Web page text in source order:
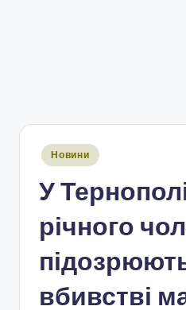
Опубліковано
Новини
У
річного
вбивстві